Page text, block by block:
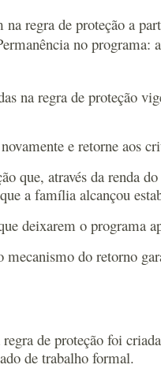
regra de proteção a
no programa:
na regra de proteção
e retorne aos
que, através da renda
a família alcançou
deixarem o programa
mecanismo do retorno
de proteção foi
de trabalho formal.